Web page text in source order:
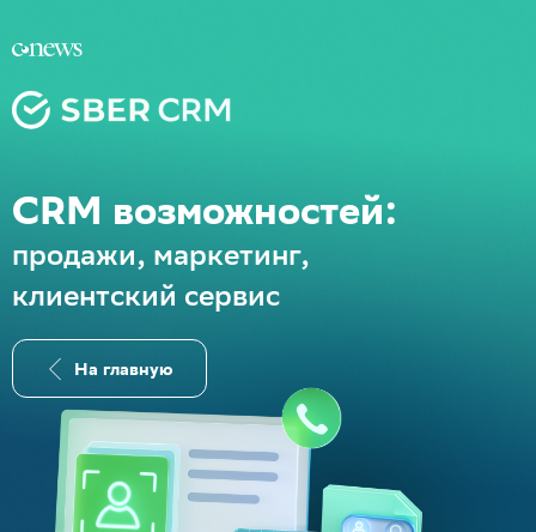
CRM возможностей:
продажи, маркетинг,
клиентский сервис
На главную